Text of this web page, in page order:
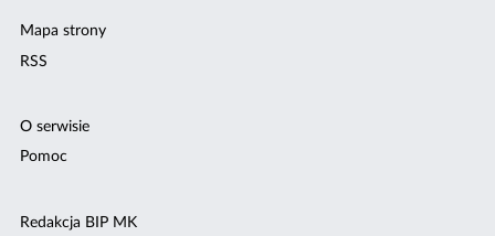
Mapa strony
RSS
O serwisie
Pomoc
Redakcja BIP MK